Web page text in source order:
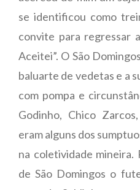
se identificou como
convite para regressar
Aceitei”. O São
baluarte de vedetas e a
com pompa e
Godinho, Chico
eram alguns dos
na coletividade
de São Domingos o